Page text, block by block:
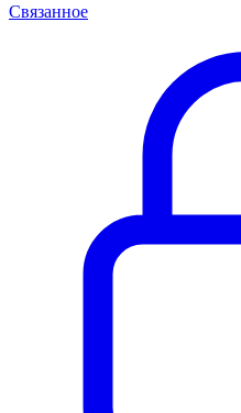
Связанное